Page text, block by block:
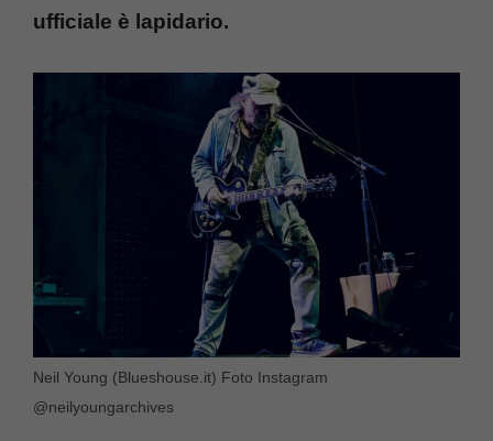
ufficiale è lapidario.
Neil Young (Blueshouse.it) Foto Instagram
@neilyoungarchives